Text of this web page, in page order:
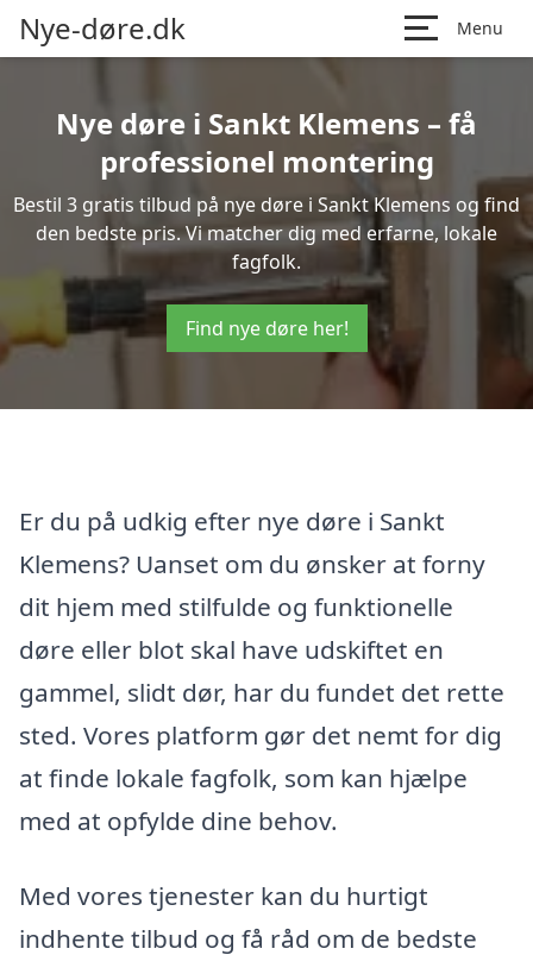
Nye-døre.dk Menu
Nye døre i Sankt Klemens – få
professionel montering
Bestil 3 gratis tilbud på nye døre i Sankt Klemens og find
den bedste pris. Vi matcher dig med erfarne, lokale
fagfolk.
Find nye døre her!
Er du på udkig efter nye døre i Sankt
Klemens? Uanset om du ønsker at forny
dit hjem med stilfulde og funktionelle
døre eller blot skal have udskiftet en
gammel, slidt dør, har du fundet det rette
sted. Vores platform gør det nemt for dig
at finde lokale fagfolk, som kan hjælpe
med at opfylde dine behov.
Med vores tjenester kan du hurtigt
indhente tilbud og få råd om de bedste